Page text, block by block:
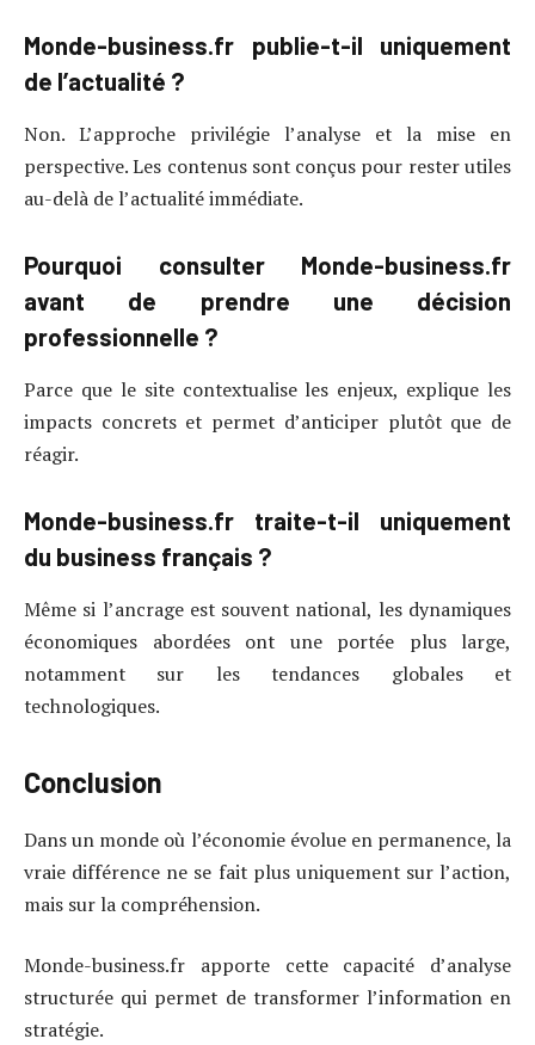
Monde-business.fr publie-t-il uniquement
de l’actualité ?
Non. L’approche privilégie l’analyse et la mise en
perspective. Les contenus sont conçus pour rester utiles
au-delà de l’actualité immédiate.
Pourquoi consulter Monde-business.fr
avant de prendre une décision
professionnelle ?
Parce que le site contextualise les enjeux, explique les
impacts concrets et permet d’anticiper plutôt que de
réagir.
Monde-business.fr traite-t-il uniquement
du business français ?
Même si l’ancrage est souvent national, les dynamiques
économiques abordées ont une portée plus large,
notamment sur les tendances globales et
technologiques.
Conclusion
Dans un monde où l’économie évolue en permanence, la
vraie différence ne se fait plus uniquement sur l’action,
mais sur la compréhension.
Monde-business.fr apporte cette capacité d’analyse
structurée qui permet de transformer l’information en
stratégie.